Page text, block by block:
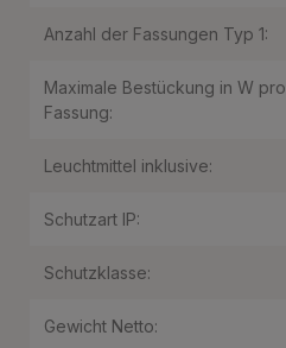
Anzahl der Fassungen Typ 1:
Maximale Bestückung in W pro
Fassung:
Leuchtmittel inklusive:
Schutzart IP:
Schutzklasse:
Gewicht Netto: